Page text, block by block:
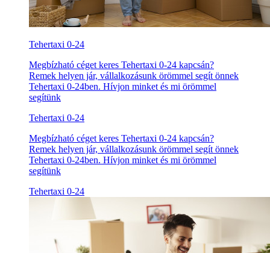
Tehertaxi 0-24
Megbízható céget keres Tehertaxi 0-24 kapcsán?
Remek helyen jár, vállalkozásunk örömmel segít önnek
Tehertaxi 0-24ben. Hívjon minket és mi örömmel
segítünk
Tehertaxi 0-24
Megbízható céget keres Tehertaxi 0-24 kapcsán?
Remek helyen jár, vállalkozásunk örömmel segít önnek
Tehertaxi 0-24ben. Hívjon minket és mi örömmel
segítünk
Tehertaxi 0-24